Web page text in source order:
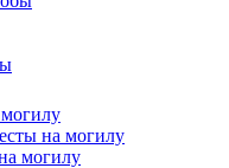
на могилу
могилу